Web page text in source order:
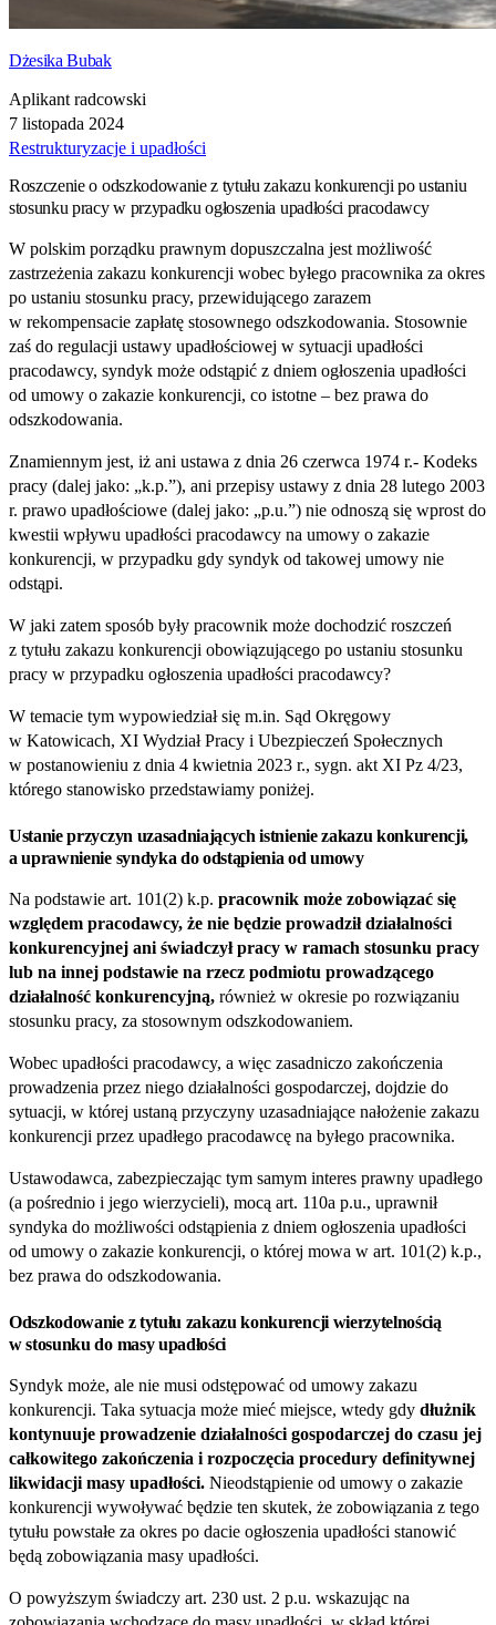
Dżesika Bubak
Aplikant radcowski
7 listopada 2024
Restrukturyzacje i upadłości
Roszczenie o odszkodowanie z tytułu zakazu konkurencji po ustaniu
stosunku pracy w przypadku ogłoszenia upadłości pracodawcy
W polskim porządku prawnym dopuszczalna jest możliwość
zastrzeżenia zakazu konkurencji wobec byłego pracownika za okres
po ustaniu stosunku pracy, przewidującego zarazem
w rekompensacie zapłatę stosownego odszkodowania. Stosownie
zaś do regulacji ustawy upadłościowej w sytuacji upadłości
pracodawcy, syndyk może odstąpić z dniem ogłoszenia upadłości
od umowy o zakazie konkurencji, co istotne – bez prawa do
odszkodowania.
Znamiennym jest, iż ani ustawa z dnia 26 czerwca 1974 r.- Kodeks
pracy (dalej jako: „k.p.”), ani przepisy ustawy z dnia 28 lutego 2003
r. prawo upadłościowe (dalej jako: „p.u.”) nie odnoszą się wprost do
kwestii wpływu upadłości pracodawcy na umowy o zakazie
konkurencji, w przypadku gdy syndyk od takowej umowy nie
odstąpi.
W jaki zatem sposób były pracownik może dochodzić roszczeń
z tytułu zakazu konkurencji obowiązującego po ustaniu stosunku
pracy w przypadku ogłoszenia upadłości pracodawcy?
W temacie tym wypowiedział się m.in. Sąd Okręgowy
w Katowicach, XI Wydział Pracy i Ubezpieczeń Społecznych
w postanowieniu z dnia 4 kwietnia 2023 r., sygn. akt XI Pz 4/23,
którego stanowisko przedstawiamy poniżej.
Ustanie przyczyn uzasadniających istnienie zakazu konkurencji,
a uprawnienie syndyka do odstąpienia od umowy
Na podstawie art. 101(2) k.p. pracownik może zobowiązać się
względem pracodawcy, że nie będzie prowadził działalności
konkurencyjnej ani świadczył pracy w ramach stosunku pracy
lub na innej podstawie na rzecz podmiotu prowadzącego
działalność konkurencyjną, również w okresie po rozwiązaniu
stosunku pracy, za stosownym odszkodowaniem.
Wobec upadłości pracodawcy, a więc zasadniczo zakończenia
prowadzenia przez niego działalności gospodarczej, dojdzie do
sytuacji, w której ustaną przyczyny uzasadniające nałożenie zakazu
konkurencji przez upadłego pracodawcę na byłego pracownika.
Ustawodawca, zabezpieczając tym samym interes prawny upadłego
(a pośrednio i jego wierzycieli), mocą art. 110a p.u., uprawnił
syndyka do możliwości odstąpienia z dniem ogłoszenia upadłości
od umowy o zakazie konkurencji, o której mowa w art. 101(2) k.p.,
bez prawa do odszkodowania.
Odszkodowanie z tytułu zakazu konkurencji wierzytelnością
w stosunku do masy upadłości
Syndyk może, ale nie musi odstępować od umowy zakazu
konkurencji. Taka sytuacja może mieć miejsce, wtedy gdy dłużnik
kontynuuje prowadzenie działalności gospodarczej do czasu jej
całkowitego zakończenia i rozpoczęcia procedury definitywnej
likwidacji masy upadłości. Nieodstąpienie od umowy o zakazie
konkurencji wywoływać będzie ten skutek, że zobowiązania z tego
tytułu powstałe za okres po dacie ogłoszenia upadłości stanowić
będą zobowiązania masy upadłości.
O powyższym świadczy art. 230 ust. 2 p.u. wskazując na